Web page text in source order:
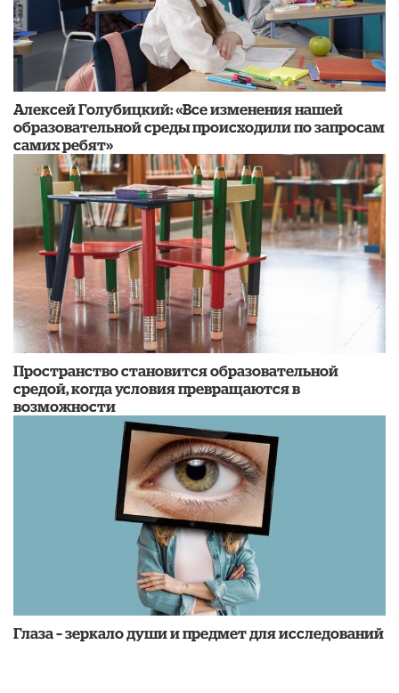
​Алексей Голубицкий: «Все изменения нашей
образовательной среды происходили по запросам
самих ребят»
Пространство становится образовательной
средой, когда условия превращаются в
возможности
Глаза – зеркало души и предмет для исследований